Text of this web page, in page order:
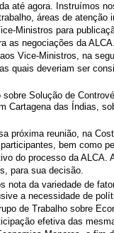
até agora. Instruímos
áreas de
Ministros para
negociações da
Vice-Ministros, na
deveriam ser
Solução de
das Índias,
próxima reunião, na
bem como
do processo da
para sua decisão.
nota da variedade de
a necessidade de
de Trabalho sobre
efetiva das